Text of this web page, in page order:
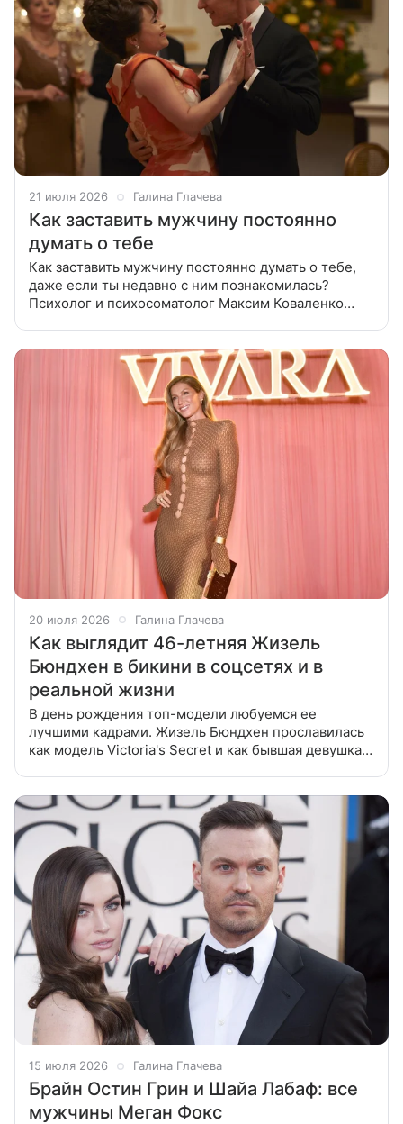
21 июля 2026 Галина Глачева
Как заставить мужчину постоянно
думать о тебе
Как заставить мужчину постоянно думать о тебе,
даже если ты недавно с ним познакомилась?
Психолог и психосоматолог Максим Коваленко
20 июля 2026 Галина Глачева
Как выглядит 46-летняя Жизель
Бюндхен в бикини в соцсетях и в
реальной жизни
В день рождения топ-модели любуемся ее
лучшими кадрами. Жизель Бюндхен прославилась
как модель Victoria's Secret и как бывшая девушка
15 июля 2026 Галина Глачева
Брайн Остин Грин и Шайа Лабаф: все
мужчины Меган Фокс